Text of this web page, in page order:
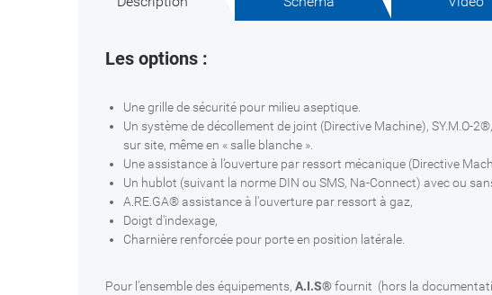
Les options :
Une grille de sécurité pour milieu aseptique.
Un système de décollement de joint (Directive Machine),
sur site, même en « salle blanche ».
Une assistance à l’ouverture par ressort mécanique (Directive
Un hublot (suivant la norme DIN ou SMS, Na-Connect) avec ou
A.RE.GA® assistance à l'ouverture par ressort à gaz,
Doigt d'indexage,
Charnière renforcée pour porte en position latérale.
Pour l’ensemble des équipements, A.I.S®fournit (hors la